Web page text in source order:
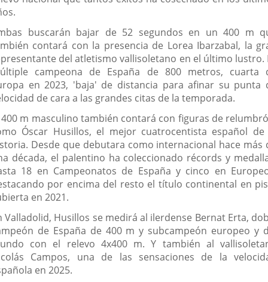
buscarán bajar de 52 segundos en un 400 m
contará con la presencia de Lorea Ibarzabal, la
del atletismo vallisoletano en el último lustro.
campeona de España de 800 metros, cuarta
en 2023, 'baja' de distancia para afinar su punta
de cara a las grandes citas de la temporada.
400 m masculino también contará con figuras de
Óscar Husillos, el mejor cuatrocentista español de
Desde que debutara como internacional hace más
década, el palentino ha coleccionado récords y
18 en Campeonatos de España y cinco en
por encima del resto el título continental en
en 2021.
Valladolid, Husillos se medirá al ilerdense Bernat Erta,
de España de 400 m y subcampeón europeo y
con el relevo 4x400 m. Y también al
Campos, una de las sensaciones de la
en 2025.